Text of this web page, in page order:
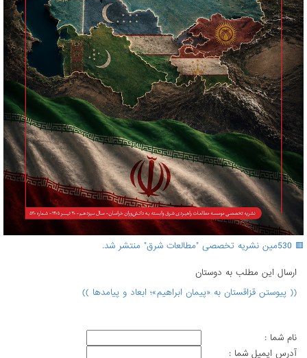
🟥 530مین نشریه تخصصی "مطالعات شرق" منتشر شد.
ارسال اين مطلب به دوستان
(( پیوستن قزاقستان به «پیمان ابراهیم»؛ ابعاد و پیامدها ))
نام شما :
آدرس ايميل شما :